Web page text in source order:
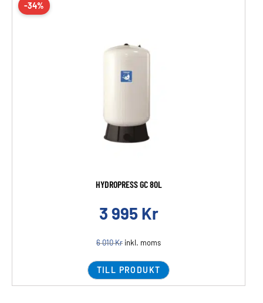
-34%
HYDROPRESS GC 80L
3 995 Kr
6 010Kr inkl. moms
TILL PRODUKT